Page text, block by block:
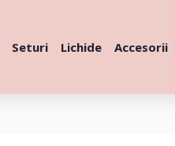
Seturi Lichide Accesorii